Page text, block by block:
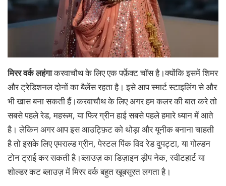
मिरर वर्क लहंगाकरवाचौथ के लिए एक पर्फ़ेक्ट चॉस है।क्योंकि इसमें शिमर
और ट्रेडिशनल दोनों का बैलेंस रहता है। इसे आप स्मार्ट स्टाइलिंग से और
भी खास बना सकती हैं।करवाचौथ के लिए अगर हम कलर की बात करे तो
सबसे पहले रेड, महरूम, या फिर ग्रीन हाई सबसे पहले हमारे ध्यान में आते
है। लेकिन अगर आप इस आउट्फ़िट को थोड़ा और यूनीक बनाना चाहती
है तो इसके लिए एमराल्ड ग्रीन, पेस्टल पिंक विद रेड दुपट्टा, या गोल्डन
टोन ट्राई कर सकती है।ब्लाउज़ का डिज़ाइन ड़ीप नेक, स्वीटहार्ट या
शोल्डर कट ब्लाउज़ में मिरर वर्क बहुत खूबसूरत लगता है।